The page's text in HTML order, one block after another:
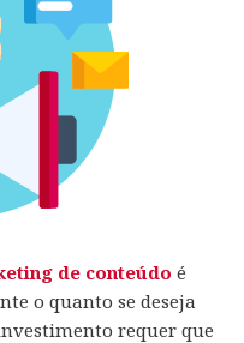
de conteúdo é
o quanto se deseja
requer que